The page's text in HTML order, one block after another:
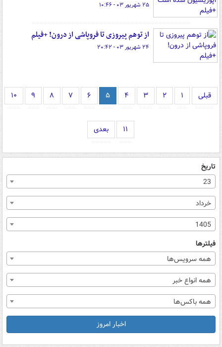
۲۵ شهریور ۰۳ - ۱۰:۴۶
از توهم پیروزی تا فروپاشی از درون! +فیلم
۲۴ شهریور ۰۳ - ۲۰:۴۲
قبلی ۱ ۲ ۳ ۴ ۵ ۶ ۷ ۸ ۹ ۱۰
۱۱ بعدی
تاریخ
23
خرداد
1405
فیلترها
همه سرویس‌ها
همه انواع خبر
همه باکس‌ها
اخبار امروز